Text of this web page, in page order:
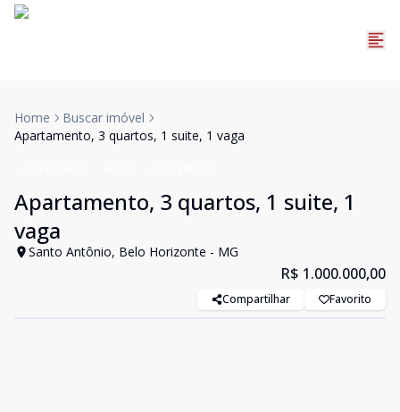
Home
Buscar imóvel
Apartamento, 3 quartos, 1 suite, 1 vaga
Apartamento, 3 quartos, 1 suite, 1
vaga
Santo Antônio, Belo Horizonte - MG
R$ 1.000.000,00
Compartilhar Favorito